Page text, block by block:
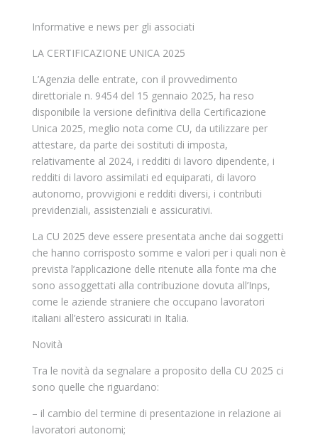
Informative e news per gli associati
LA CERTIFICAZIONE UNICA 2025
L’Agenzia delle entrate, con il provvedimento
direttoriale n. 9454 del 15 gennaio 2025, ha reso
disponibile la versione definitiva della Certificazione
Unica 2025, meglio nota come CU, da utilizzare per
attestare, da parte dei sostituti di imposta,
relativamente al 2024, i redditi di lavoro dipendente, i
redditi di lavoro assimilati ed equiparati, di lavoro
autonomo, provvigioni e redditi diversi, i contributi
previdenziali, assistenziali e assicurativi.
La CU 2025 deve essere presentata anche dai soggetti
che hanno corrisposto somme e valori per i quali non è
prevista l’applicazione delle ritenute alla fonte ma che
sono assoggettati alla contribuzione dovuta all’Inps,
come le aziende straniere che occupano lavoratori
italiani all’estero assicurati in Italia.
Novità
Tra le novità da segnalare a proposito della CU 2025 ci
sono quelle che riguardano:
– il cambio del termine di presentazione in relazione ai
lavoratori autonomi;